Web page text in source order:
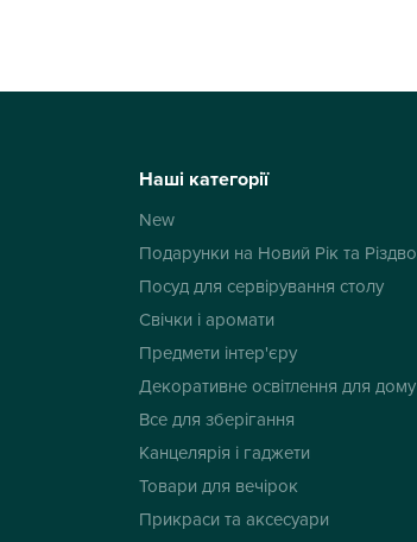
Наші категорії
New
Подарунки на Новий Рік та Різдво
Посуд для сервірування столу
Свічки і аромати
Предмети інтер'єру
Декоративне освітлення для дому
Все для зберігання
Канцелярія і гаджети
Товари для вечірок
Прикраси та аксесуари